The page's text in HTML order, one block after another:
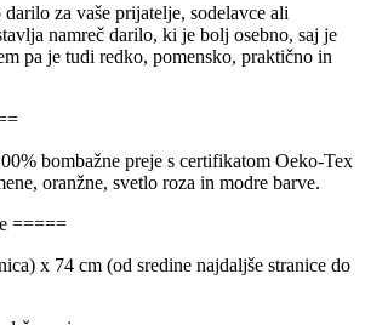
za vaše prijatelje, sodelavce ali
namreč darilo, ki je bolj osebno, saj je
pa je tudi redko, pomensko, praktično in
bombažne preje s certifikatom Oeko-Tex
oranžne, svetlo roza in modre barve.
=====
x 74 cm (od sredine najdaljše stranice do